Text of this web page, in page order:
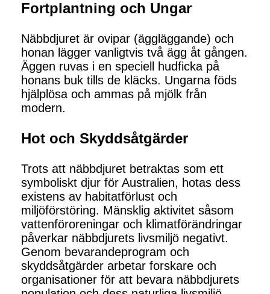
Fortplantning och Ungar
Näbbdjuret är ovipar (äggläggande) och
honan lägger vanligtvis två ägg åt gången.
Äggen ruvas i en speciell hudficka på
honans buk tills de kläcks. Ungarna föds
hjälplösa och ammas på mjölk från
modern.
Hot och Skyddsåtgärder
Trots att näbbdjuret betraktas som ett
symboliskt djur för Australien, hotas dess
existens av habitatförlust och
miljöförstöring. Mänsklig aktivitet såsom
vattenföroreningar och klimatförändringar
påverkar näbbdjurets livsmiljö negativt.
Genom bevarandeprogram och
skyddsåtgärder arbetar forskare och
organisationer för att bevara näbbdjurets